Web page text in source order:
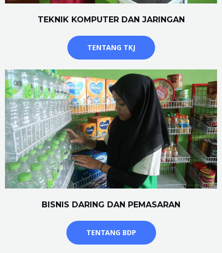
TEKNIK KOMPUTER DAN JARINGAN
TENTANG TKJ
BISNIS DARING DAN PEMASARAN
TENTANG BDP